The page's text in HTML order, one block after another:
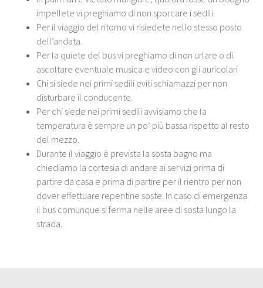
impellete vi preghiamo di non sporcare i sedili.
Per il viaggio del ritorno vi risiedete nello stesso posto
dell’andata.
Per la quiete del bus vi preghiamo di non urlare o di
ascoltare eventuale musica e video con gli auricolari
Chi si siede nei primi sedili eviti schiamazzi per non
disturbare il conducente.
Per chi siede nei primi sedili avvisiamo che la
temperatura è sempre un po’ più bassa rispetto al resto
del mezzo.
Durante il viaggio è prevista la sosta bagno ma
chiediamo la cortesia di andare ai servizi prima di
partire da casa e prima di partire per il rientro per non
dover effettuare repentine soste. In caso di emergenza
il bus comunque si ferma nelle aree di sosta lungo la
strada.